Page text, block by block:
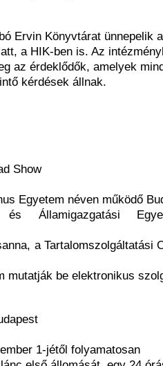
Ervin Könyvtárat ünnepelik a
a HIK-ben is. Az
az érdeklődők, amelyek
kérdések állnak.
Show
Egyetem néven működő
és Államigazgatási
a Tartalomszolgáltatási
mutatják be elektronikus
1-jétől folyamatosan